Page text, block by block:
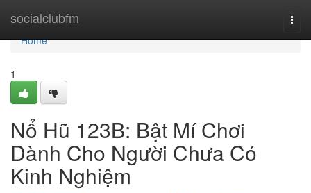
socialclubfm
Home
Home
1
Nổ Hũ 123B: Bật Mí Chơi
Dành Cho Người Chưa Có
Kinh Nghiệm